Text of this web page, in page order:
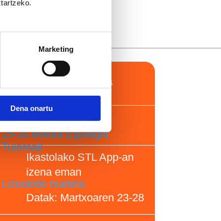
Marketing
Dena onartu
Ikasturteko antolaketa
Ikasmaterial eskaerak
25-26 eskola Egutegia
Tutoreak
Lizeokide txartela
Informazio baliagarria
DBH eta BATX
Ikastolako STL App-an
izena eman
Datak: Martxoaren 23-28